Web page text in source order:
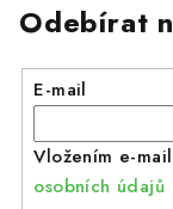
Odebírat
E-mail
Vložením e-
osobních údajů